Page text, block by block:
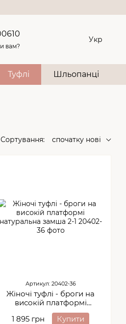
вам?
Укр
Туфлі Шльопанці
Сортування: спочатку нові
Артикул: 20402-36
Жіночі туфлі - броги на
високій платформі
натуральна замша 2-1
1 895 грн Купити